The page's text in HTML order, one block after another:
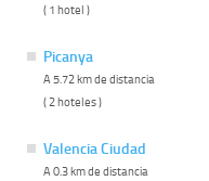
( 1 hotel )
Picanya
A 5.72 km de distancia
( 2 hoteles )
Valencia Ciudad
A 0.3 km de distancia